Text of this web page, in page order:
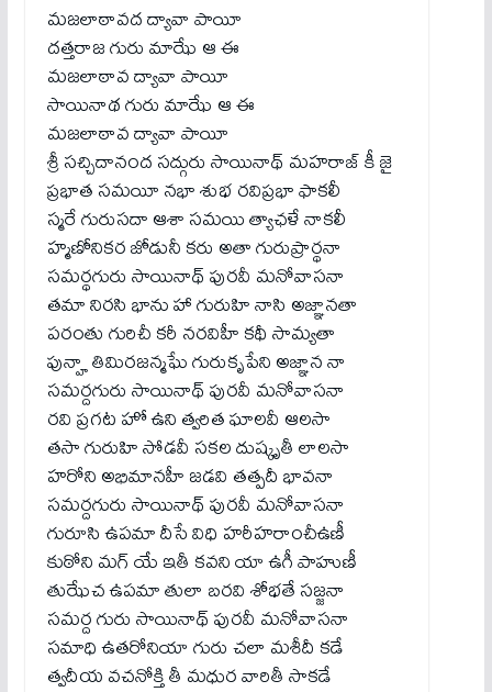
మజలాఠావద ద్యావా పాయీ
దత్తరాజ గురు మాఝే ఆ ఈ
మజలాఠావ ద్యావా పాయీ
సాయినాథ గురు మాఝే ఆ ఈ
మజలాఠావ ద్యావా పాయీ
శ్రీ సచ్చిదానంద సద్గురు సాయినాథ్ మహరాజ్ కీ జై
ప్రభాత సమయీ నభా శుభ రవిప్రభా ఫాకలీ
స్మరే గురుసదా ఆశా సమయి త్యాఛళే నాకలీ
హ్మణోనికర జోడునీ కరు అతా గురుప్రార్థనా
సమర్థగురు సాయినాథ్ పురవీ మనోవాసనా
తమా నిరసి భాను హా గురుహి నాసి అజ్ఞానతా
పరంతు గురిచీ కరీ నరవిహీ కథీ సామ్యతా
పున్హా తిమిరజన్మఘే గురుకృపేని అజ్ఞాన నా
సమర్దగురు సాయినాథ్ పురవీ మనోవాసనా
రవి ప్రగట హో ఉని త్వరిత ఘాలవీ ఆలసా
తసా గురుహి సోడవీ సకల దుష్కృతీ లాలసా
హరోని అభిమానహీ జడవి తత్పదీ భావనా
సమర్దగురు సాయినాథ్ పురవీ మనోవాసనా
గురూసి ఉపమా దీసే విధి హరీహరాంచీఉణీ
కుఠోని మగ్ యే ఇతీ కవని యా ఉగీ పాహుణీ
తుఝేచ ఉపమా తులా బరవి శోభతే సజ్జనా
సమర్ద గురు సాయినాథ్ పురవీ మనోవాసనా
సమాధి ఉతరోనియా గురు చలా మశీదీ కడే
త్వదీయ వచనోక్తి తీ మధుర వారితీ సాకడే